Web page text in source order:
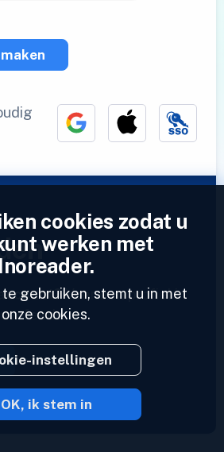
Voer een profiel in
feeds.
© Inoreader
cookies zodat u
werken met
Inoreader.
te gebruiken, stemt u in met
onze cookies.
instellingen
OK, ik stem in